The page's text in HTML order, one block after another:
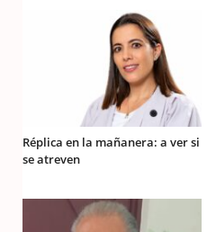
Réplica en la mañanera: a ver si
se atreven